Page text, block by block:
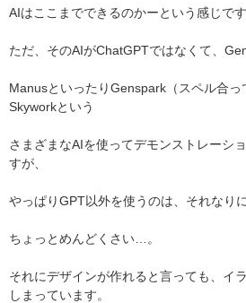
AIはここまでできるのかーという感じです
ただ、そのAIがChatGPTではなくて、
ManusといったりGenspark（スペル合っ
Skyworkという
さまざまなAIを使ってデモンストレーシ
すが、
やっぱりGPT以外を使うのは、それなり
ちょっとめんどくさい…。
それにデザインが作れると言っても、イ
しまっています。